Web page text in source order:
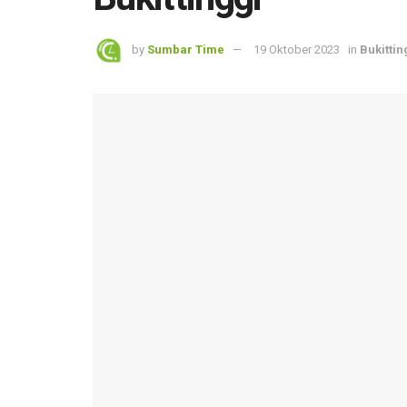
by Sumbar Time 19 Oktober 2023 in